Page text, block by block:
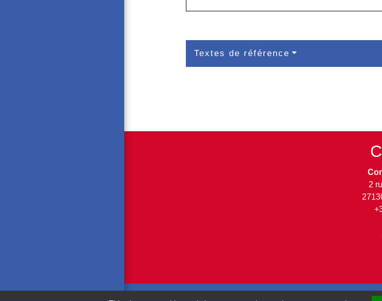
Textes de référence
2